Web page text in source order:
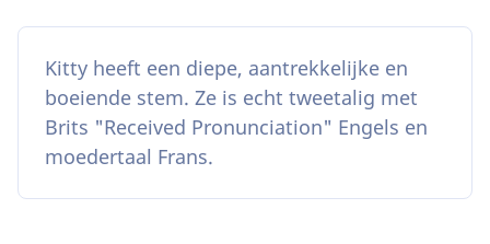
Kitty heeft een diepe, aantrekkelijke en
boeiende stem. Ze is echt tweetalig met
Brits "Received Pronunciation" Engels en
moedertaal Frans.